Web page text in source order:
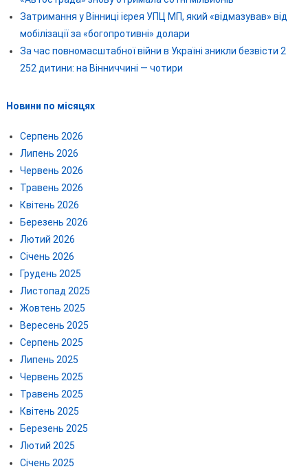
Затримання у Вінниці ієрея УПЦ МП, який «відмазував» від
мобілізації за «богопротивні» долари
За час повномасштабної війни в Україні зникли безвісти 2
252 дитини: на Вінниччині — чотири
Новини по місяцях
Серпень 2026
Липень 2026
Червень 2026
Травень 2026
Квітень 2026
Березень 2026
Лютий 2026
Січень 2026
Грудень 2025
Листопад 2025
Жовтень 2025
Вересень 2025
Серпень 2025
Липень 2025
Червень 2025
Травень 2025
Квітень 2025
Березень 2025
Лютий 2025
Січень 2025